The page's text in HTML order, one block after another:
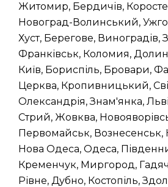
Житомир, Бердичів,
Новоград-Волинський,
Хуст, Берегове, Виноградів,
Франківськ, Коломия,
Київ, Бориспіль, Бровари,
Церква, Кропивницький,
Олександрія, Знам'янка,
Стрий, Жовква,
Первомайськ, Вознесенськ,
Нова Одеса, Одеса,
Кременчук, Миргород,
Рівне, Дубно, Костопіль,